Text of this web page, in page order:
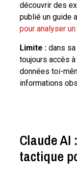
découvrir des
publié un guide
pour analyser
Limite : dans sa
toujours accès
données toi-
informations
Claude AI
tactique